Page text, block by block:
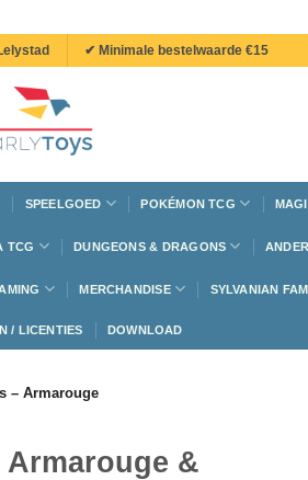
✔ Minimale bestelwaarde €15
SPEELGOED POKÉMON TCG
TCG DUNGEONS & DRAGONS
MERCHANDISE SYLVANIAN
/ LICENTIES DOWNLOAD
– Armarouge
Armarouge &